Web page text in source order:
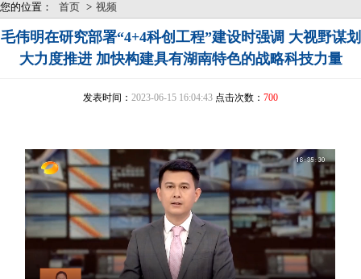
您的位置： 首页 > 视频
毛伟明在研究部署“4+4科创工程”建设时强调 大视野谋划
大力度推进 加快构建具有湖南特色的战略科技力量
发表时间： 2023-06-15 16:04:43 点击次数： 700